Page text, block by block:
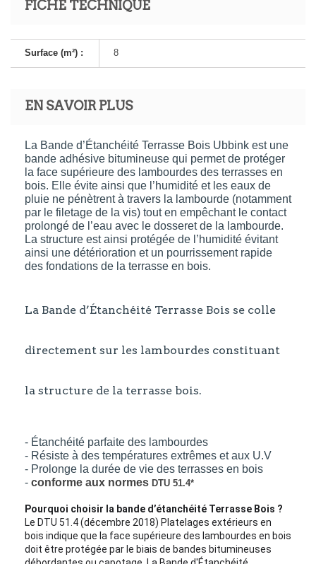
FICHE TECHNIQUE
Surface (m²) : 8
EN SAVOIR PLUS
La Bande d’Étanchéité Terrasse Bois Ubbink est une
bande adhésive bitumineuse qui permet de protéger
la face supérieure des lambourdes des terrasses en
bois. Elle évite ainsi que l’humidité et les eaux de
pluie ne pénètrent à travers la lambourde (notamment
par le filetage de la vis) tout en empêchant le contact
prolongé de l’eau avec le dosseret de la lambourde.
La structure est ainsi protégée de l’humidité évitant
ainsi une détérioration et un pourrissement rapide
des fondations de la terrasse en bois.
La Bande d’Étanchéité Terrasse Bois se colle
directement sur les lambourdes constituant
la structure de la terrasse bois.
- Étanchéité parfaite des lambourdes
- Résiste à des températures extrêmes et aux U.V
- Prolonge la durée de vie des terrasses en bois
- conforme aux normes DTU 51.4*
Pourquoi choisir la bande d’étanchéité Terrasse Bois ?
Le DTU 51.4 (décembre 2018) Platelages extérieurs en
bois indique que la face supérieure des lambourdes en bois
doit être protégée par le biais de bandes bitumineuses